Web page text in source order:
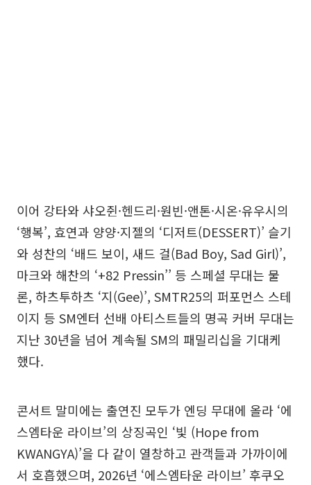
이어 강타와 샤오쥔·헨드리·원빈·앤톤·시온·유우시의
‘행복’, 효연과 양양·지젤의 ‘디저트(DESSERT)’ 슬기
와 성찬의 ‘배드 보이, 새드 걸(Bad Boy, Sad Girl)’,
마크와 해찬의 ‘+82 Pressin’’ 등 스페셜 무대는 물
론, 하츠투하츠 ‘지(Gee)’, SMTR25의 퍼포먼스 스테
이지 등 SM엔터 선배 아티스트들의 명곡 커버 무대는
지난 30년을 넘어 계속될 SM의 패밀리십을 기대케
했다.
콘서트 말미에는 출연진 모두가 엔딩 무대에 올라 ‘에
스엠타운 라이브’의 상징곡인 ‘빛 (Hope from
KWANGYA)’을 다 같이 열창하고 관객들과 가까이에
서 호흡했으며, 2026년 ‘에스엠타운 라이브’ 후쿠오